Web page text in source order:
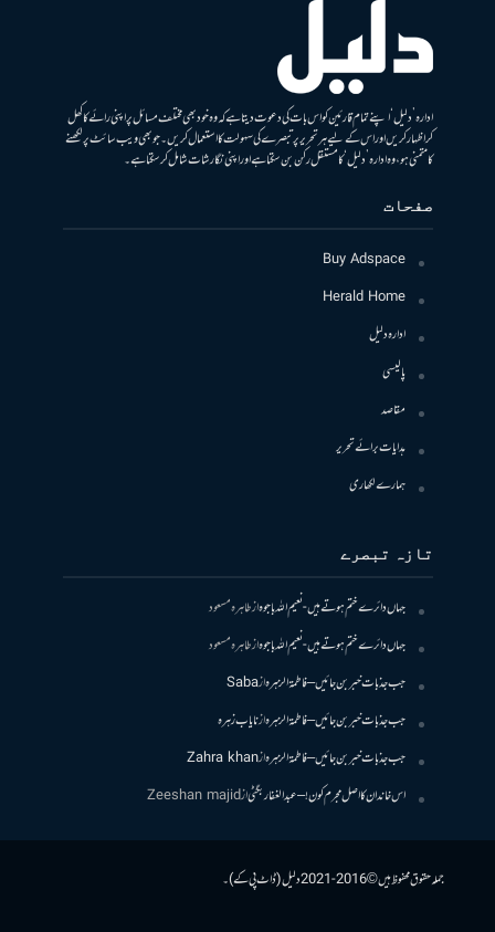
ادارہ ’دلیل‘ اپنے تمام قارئین کو اس بات کی دعوت دیتا ہے کہ وہ خود بھی مختلف مسائل پر اپنی رائے کا کھل
کر اظہار کریں اور اس کے لیے ہر تحریر پر تبصرے کی سہولت کا استعمال کریں۔ جو بھی ویب سائٹ پر لکھنے
کا متمنی ہو، وہ ادارہ ’دلیل‘ کا مستقل رکن بن سکتا ہے اور اپنی نگارشات شامل کرسکتا ہے۔
صفحات
Buy Adspace
Herald Home
ادارہ دلیل
پالیسی
مقاصد
ہدایات برائے تحریر
ہمارے لکھاری
تازہ تبصرے
جہاں دائرے ختم ہوتے ہیں- نعیم اللہ باجوہازطاہرہ مسعود
جہاں دائرے ختم ہوتے ہیں- نعیم اللہ باجوہازطاہرہ مسعود
جب جذبات خبر بن جائیں – فاطمۃالزہرہازSaba
جب جذبات خبر بن جائیں – فاطمۃالزہرہازنایاب زہرہ
جب جذبات خبر بن جائیں – فاطمۃالزہرہازZahra khan
اس خاندان کا اصل مجرم کون! – عبدالغفار بگٹیازZeeshan majid
جملہ حقوق محفوظ ہیں © 2016-2021 دلیل (ڈاٹ پی کے)۔